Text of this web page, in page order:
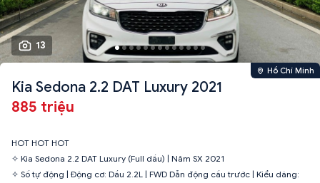
13
Hồ Chí Minh
Kia Sedona 2.2 DAT Luxury 2021
885 triệu
HOT HOT HOT
✧ Kia Sedona 2.2 DAT Luxury (Full dầu) | Năm SX 2021
✧ Số tự động | Động cơ: Dầu 2.2L | FWD Dẫn động cầu trước | Kiểu dáng: